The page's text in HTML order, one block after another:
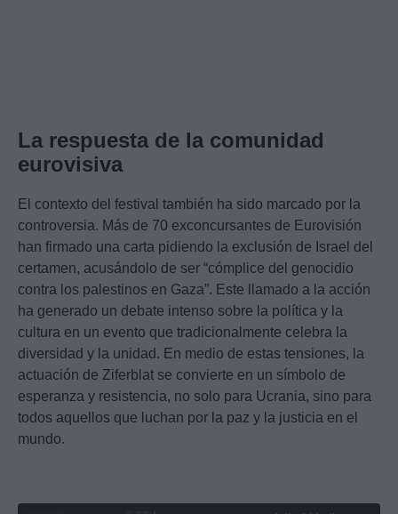
La respuesta de la comunidad
eurovisiva
El contexto del festival también ha sido marcado por la
controversia. Más de 70 exconcursantes de Eurovisión
han firmado una carta pidiendo la exclusión de Israel del
certamen, acusándolo de ser “cómplice del genocidio
contra los palestinos en Gaza”. Este llamado a la acción
ha generado un debate intenso sobre la política y la
cultura en un evento que tradicionalmente celebra la
diversidad y la unidad. En medio de estas tensiones, la
actuación de Ziferblat se convierte en un símbolo de
esperanza y resistencia, no solo para Ucrania, sino para
todos aquellos que luchan por la paz y la justicia en el
mundo.